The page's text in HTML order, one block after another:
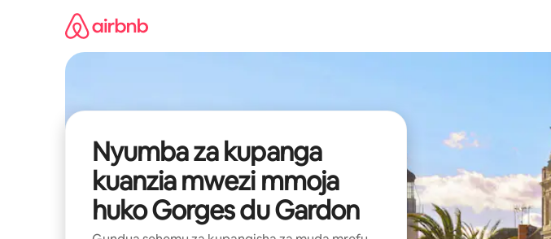
Nyumba za kupanga
kuanzia mwezi mmoja
huko Gorges du Gardon